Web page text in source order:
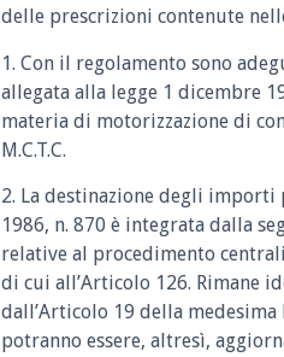
delle prescrizioni contenute
1. Con il regolamento sono
allegata alla legge 1 dicembre
materia di motorizzazione di
M.C.T.C.
2. La destinazione degli
1986, n. 870 è integrata dalla
relative al procedimento
di cui all’Articolo 126. Rimane
dall’Articolo 19 della
potranno essere, altresì,